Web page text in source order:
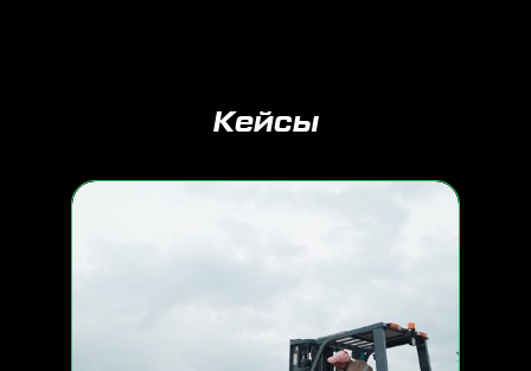
Кейсы